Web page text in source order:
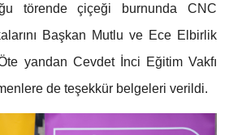
törende çiçeği burnunda CNC
Başkan Mutlu ve Ece Elbirlik
yandan Cevdet İnci Eğitim Vakfı
de teşekkür belgeleri verildi.